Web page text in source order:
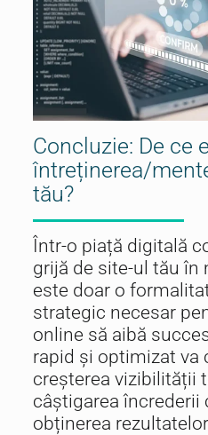
Concluzie: De ce
întreținerea/
tău?
Într-o piață digitală
grijă de site-ul tău în
este doar o
strategic necesar
online să aibă
rapid și optimizat va
creșterea vizibilității
câștigarea încrederii
obținerea